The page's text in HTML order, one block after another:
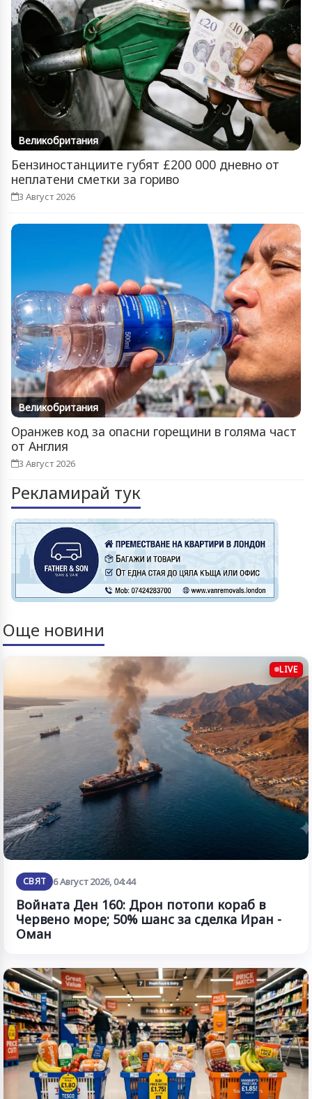
Великобритания
Бензиностанциите губят £200 000 дневно от
неплатени сметки за гориво
3 Август 2026
Великобритания
Оранжев код за опасни горещини в голяма част
от Англия
3 Август 2026
Рекламирай тук
Още новини
LIVE
СВЯТ 6 Август 2026, 04:44
Войната Ден 160: Дрон потопи кораб в
Червено море; 50% шанс за сделка Иран -
Оман